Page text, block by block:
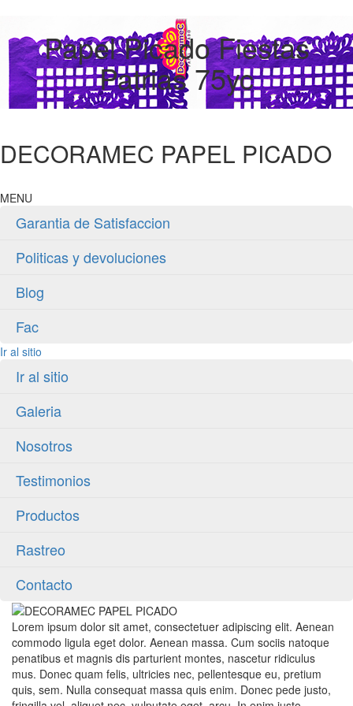
Papel Picado Fiestas
Patrias 75yc
DECORAMEC PAPEL PICADO
MENU
Garantia de Satisfaccion
Politicas y devoluciones
Blog
Fac
Ir al sitio
Ir al sitio
Galeria
Nosotros
Testimonios
Productos
Rastreo
Contacto
Lorem ipsum dolor sit amet, consectetuer adipiscing elit. Aenean
commodo ligula eget dolor. Aenean massa. Cum sociis natoque
penatibus et magnis dis parturient montes, nascetur ridiculus
mus. Donec quam felis, ultricies nec, pellentesque eu, pretium
quis, sem. Nulla consequat massa quis enim. Donec pede justo,